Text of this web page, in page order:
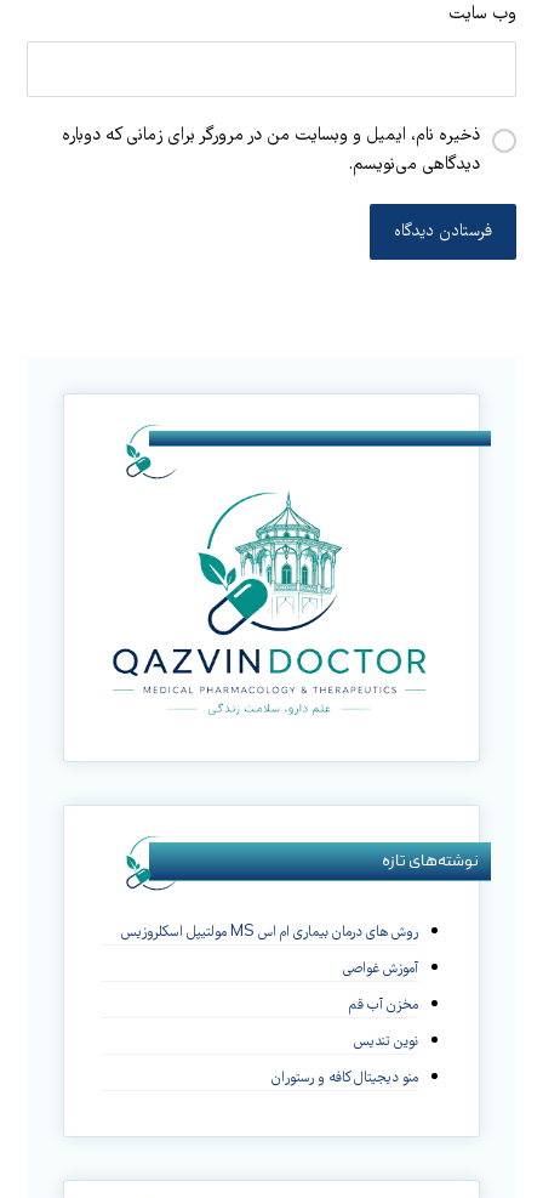
وب‌ سایت
ذخیره نام، ایمیل و وبسایت من در مرورگر برای زمانی که دوباره
دیدگاهی می‌نویسم.
فرستادن دیدگاه
نوشته‌های تازه
روش های درمان بیماری ام اس MS مولتیپل اسکلروزیس
آموزش غواصی
مخزن آب قم
نوین تندیس
منو دیجیتال کافه و رستوران